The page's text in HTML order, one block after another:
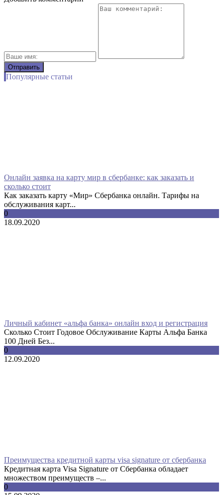
Популярные статьи
Онлайн заявка на карту мир в сбербанке: как заказать и
сколько стоит
Как заказать карту «Мир» Сбербанка онлайн. Тарифы на
обслуживания карт...
0
18.09.2020
Личный кабинет «альфа банка» онлайн вход и регистрация
Сколько Стоит Годовое Обслуживание Карты Альфа Банка
100 Дней Без...
0
12.09.2020
Преимущества кредитной карты visa signature от сбербанка
Кредитная карта Visa Signature от Сбербанка обладает
множеством преимуществ –...
0